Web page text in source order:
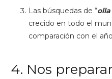
Las búsquedas de “
crecido en todo el
comparación con el
4. Nos